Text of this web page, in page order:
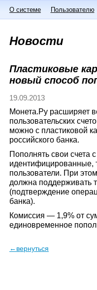
О системе Пользователю
Новости
Пластиковые
новый способ
19.09.2013
Монета.Ру расширяет
пользовательских
можно с пластиковой
российского банка.
Пополнять свои счета
идентифицированные,
пользователи. При
должна поддерживать
(подтверждение
банка).
Комиссия — 1,9% от
единовременное
←вернуться